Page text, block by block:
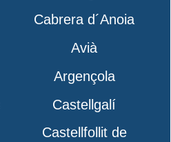
Cabrera d´Anoia
Avià
Argençola
Castellgalí
Castellfollit de